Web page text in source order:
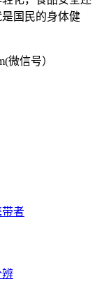
国民的身体健
微信号）
者
辨